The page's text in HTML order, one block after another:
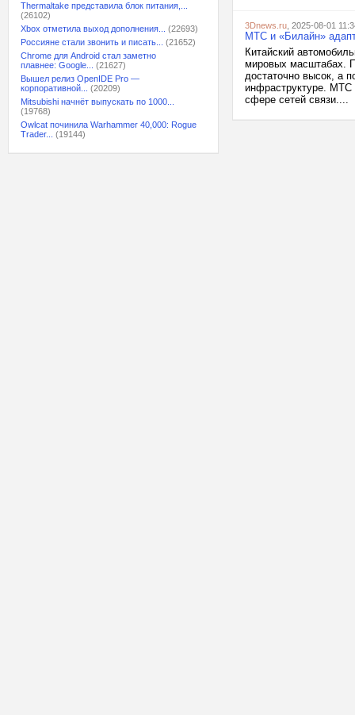
Thermaltake представила блок питания,...
(26102)
Xbox отметила выход дополнения...
(22693)
Россияне стали звонить и писать...
(21652)
Chrome для Android стал заметно
плавнее: Google...
(21627)
Вышел релиз OpenIDE Pro —
корпоративной...
(20209)
Mitsubishi начнёт выпускать по 1000...
(19768)
Owlcat починила Warhammer 40,000: Rogue
Trader...
(19144)
3Dnews.ru , 2025-08-01
МТС и «Билайн»
Китайский
мировых масштабах.
достаточно высок, а
инфраструктуре. МТС
сфере сетей связи....